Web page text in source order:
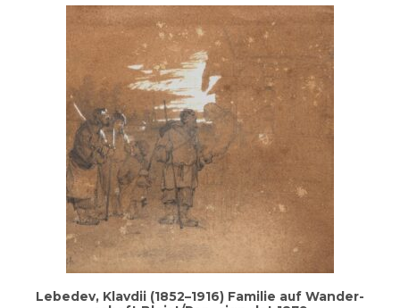
Lebe­dev, Klav­dii (1852–1916) Fami­lie auf Wan­der­